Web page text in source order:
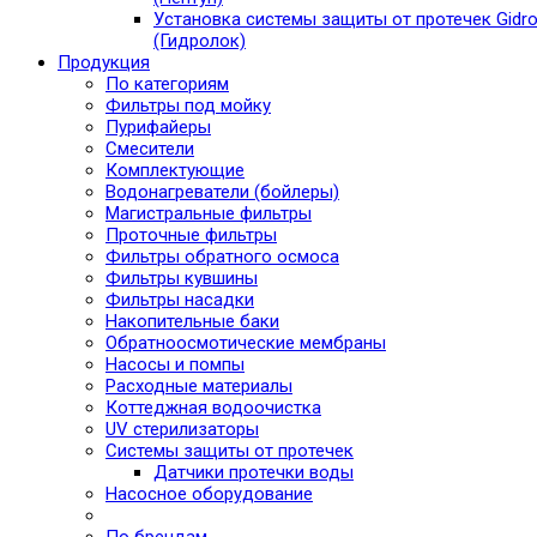
Установка системы защиты от протечек
(Гидролок)
Продукция
По категориям
Фильтры под мойку
Пурифайеры
Смесители
Комплектующие
Водонагреватели (бойлеры)
Магистральные фильтры
Проточные фильтры
Фильтры обратного осмоса
Фильтры кувшины
Фильтры насадки
Накопительные баки
Обратноосмотические мембраны
Насосы и помпы
Расходные материалы
Коттеджная водоочистка
UV стерилизаторы
Системы защиты от протечек
Датчики протечки воды
Насосное оборудование